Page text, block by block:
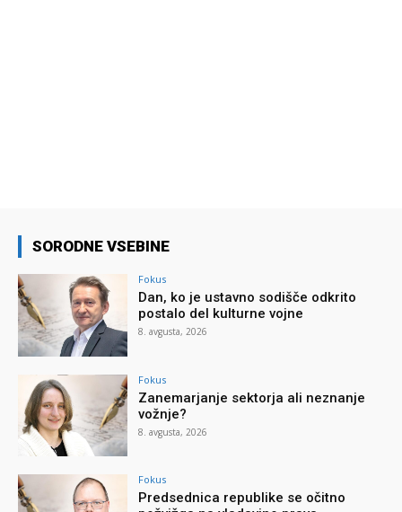
SORODNE VSEBINE
Fokus
Dan, ko je ustavno sodišče odkrito
postalo del kulturne vojne
8. avgusta, 2026
Fokus
Zanemarjanje sektorja ali neznanje
vožnje?
8. avgusta, 2026
Fokus
Predsednica republike se očitno